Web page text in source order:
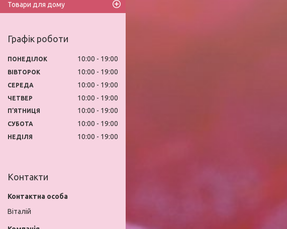
Товари для дому
Графік роботи
ПОНЕДІЛОК 10:00 19:00
ВІВТОРОК 10:00 19:00
СЕРЕДА 10:00 19:00
ЧЕТВЕР 10:00 19:00
ПʼЯТНИЦЯ 10:00 19:00
СУБОТА 10:00 19:00
НЕДІЛЯ 10:00 19:00
Контакти
Віталій